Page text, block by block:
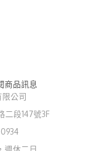
商品訊息
公司
二段147號3F
週休二日